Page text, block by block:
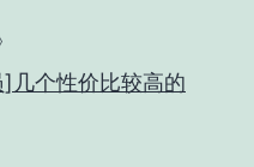
几个性价比较高的